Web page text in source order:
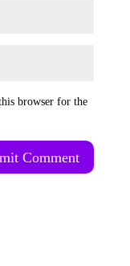
browser for the
Comment